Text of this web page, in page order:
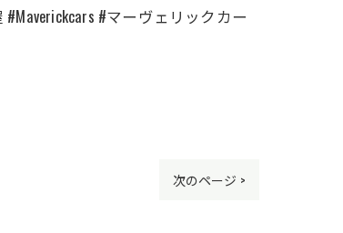
#マーヴェリックカー
次のページ >